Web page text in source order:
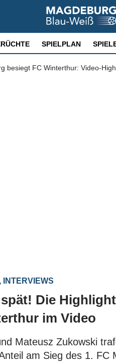
SPIELPLAN
besiegt FC Winterthur: Video-
INTERVIEWS
Die
im Video
Mateusz Zukowski
am Sieg des 1. FC